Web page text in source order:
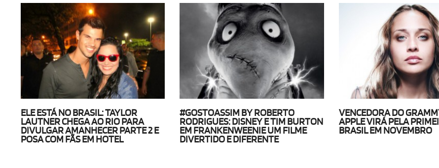
ELE ESTÁ NO BRASIL: TAYLOR
LAUTNER CHEGA AO RIO PARA
DIVULGAR AMANHECER PARTE 2 E
POSA COM FÃS EM HOTEL
#GOSTOASSIM BY ROBERTO
RODRIGUES: DISNEY E TIM BURTON
EM FRANKENWEENIE UM FILME
DIVERTIDO E DIFERENTE
VENCEDORA DO
APPLE VIRÁ PELA
BRASIL EM NOVEMBRO